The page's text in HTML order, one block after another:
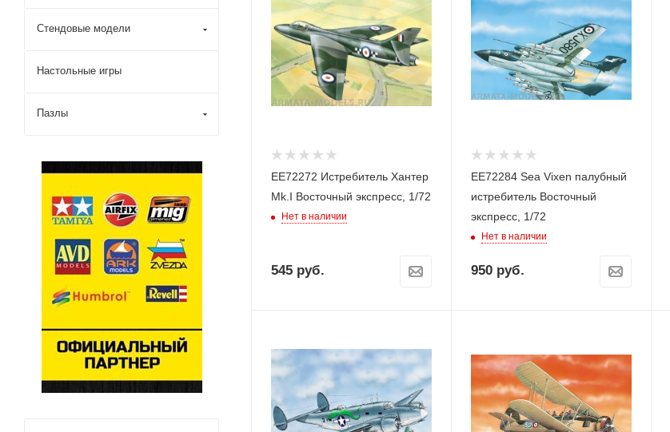
ЕЕ72272 Истребитель Хантер
Мk.I Восточный экспресс, 1/72
Нет в наличии
545 руб.
ЕЕ72284 Sea Vixen палубный
истребитель Восточный
экспресс, 1/72
Нет в наличии
950 руб.
Стендовые модели
Настольные игры
Пазлы